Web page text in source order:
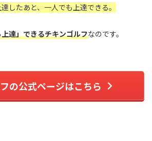
したあと、一人でも上達できる。
達」できるチキンゴルフなのです。
の公式ページはこちら